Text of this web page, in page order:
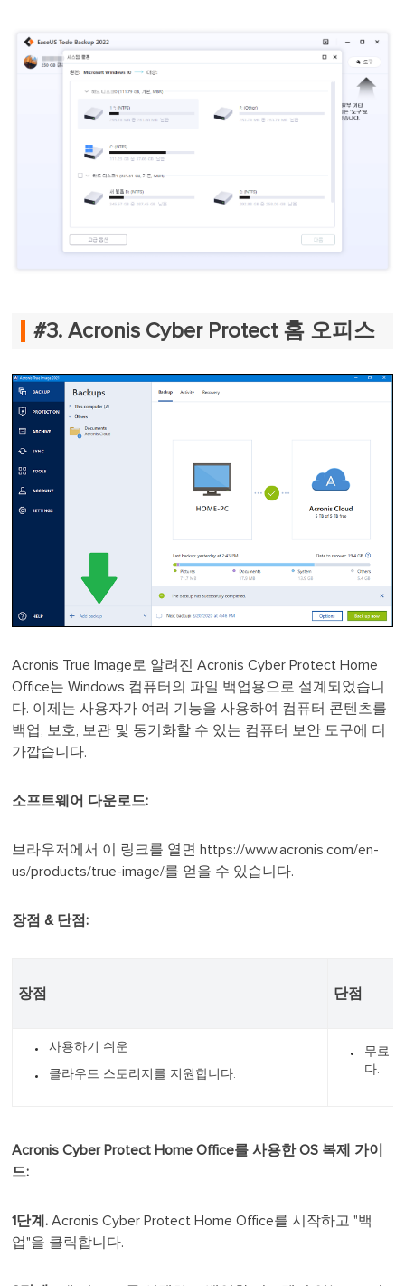
#3. Acronis Cyber Protect 홈 오피스
Acronis True Image로 알려진 Acronis Cyber Protect Home
Office는 Windows 컴퓨터의 파일 백업용으로 설계되었습니
다. 이제는 사용자가 여러 기능을 사용하여 컴퓨터 콘텐츠를
백업, 보호, 보관 및 동기화할 수 있는 컴퓨터 보안 도구에 더
가깝습니다.
소프트웨어 다운로드:
브라우저에서 이 링크를 열면 https://www.acronis.com/en-
us/products/true-image/를 얻을 수 있습니다.
장점 & 단점:
장점 단점
사용하기 쉬운
클라우드 스토리지를 지원합니다.
무료
다.
Acronis Cyber Protect Home Office를 사용한 OS 복제 가이
드:
1단계. Acronis Cyber Protect Home Office를 시작하고 "백
업"을 클릭합니다.